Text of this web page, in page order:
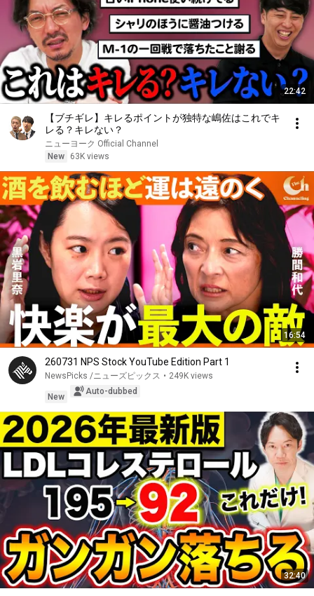
22:42
【ブチギレ】キレるポイントが独特な嶋佐はこれでキ
レる？キレない？
ニューヨーク Official Channel
New
63K views
16:54
260731 NPS Stock YouTube Edition Part 1
NewsPicks /ニューズピックス • 249K views
New
Auto-dubbed
32:40